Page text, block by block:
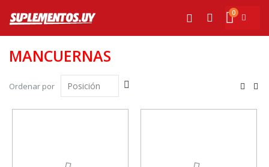
al
contenido
Mi cesta
0
Buscar
MANCUERNAS
Ordenar por
Ver